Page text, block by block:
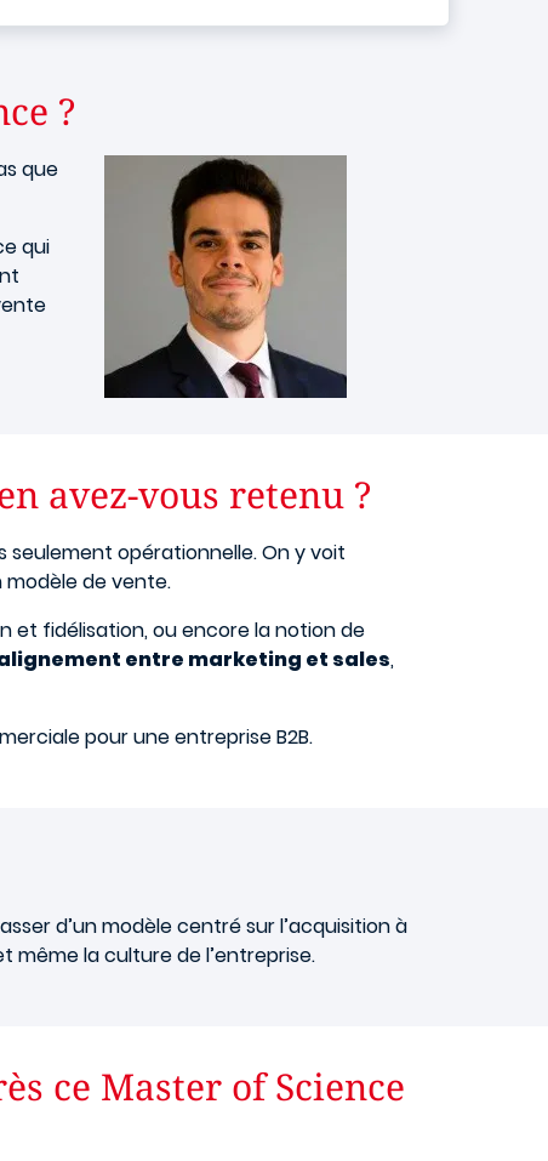
?
que
qui
avez-vous retenu ?
seulement opérationnelle. On y voit
modèle de vente.
et fidélisation, ou encore la notion de
entre marketing et sales,
pour une entreprise B2B.
d’un modèle centré sur l’acquisition à
même la culture de l’entreprise.
ce Master of Science